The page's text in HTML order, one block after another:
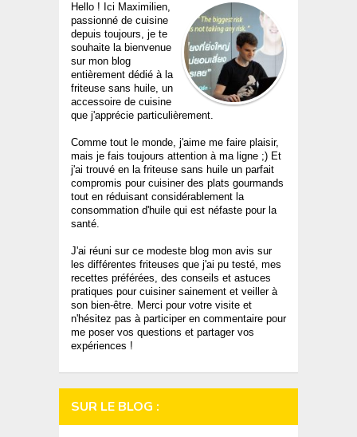
Hello ! Ici Maximilien,
passionné de cuisine
depuis toujours, je te
souhaite la bienvenue
sur mon blog
entièrement dédié à la
friteuse sans huile, un
accessoire de cuisine
que j'apprécie particulièrement.
Comme tout le monde, j'aime me faire plaisir,
mais je fais toujours attention à ma ligne ;) Et
j'ai trouvé en la friteuse sans huile un parfait
compromis pour cuisiner des plats gourmands
tout en réduisant considérablement la
consommation d'huile qui est néfaste pour la
santé.
J'ai réuni sur ce modeste blog mon avis sur
les différentes friteuses que j'ai pu testé, mes
recettes préférées, des conseils et astuces
pratiques pour cuisiner sainement et veiller à
son bien-être. Merci pour votre visite et
n'hésitez pas à participer en commentaire pour
me poser vos questions et partager vos
expériences !
SUR LE BLOG :